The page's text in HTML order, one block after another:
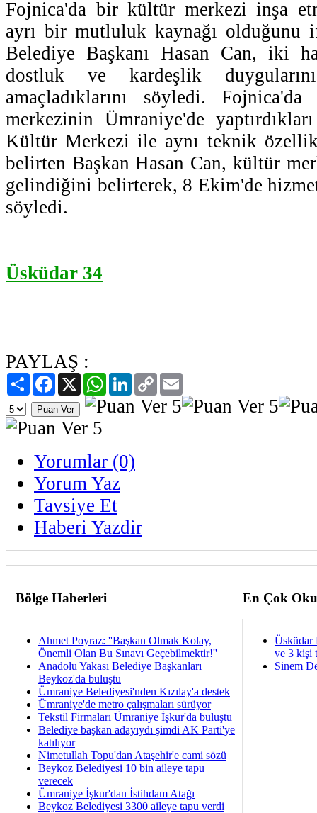
Fojnica'da bir kültür merkezi inşa
ayrı bir mutluluk kaynağı olduğunu
Belediye Başkanı Hasan Can, iki
dostluk ve kardeşlik
amaçladıklarını söyledi.
merkezinin Ümraniye'de
Kültür Merkezi ile aynı teknik
belirten Başkan Hasan Can, kültür
gelindiğini belirterek, 8 Ekim'de
söyledi.
Üsküdar 34
PAYLAŞ :
PaylaşFacebook
X WhatsAppLinkedIn
Copy
Link
Yorumlar (0)
Yorum Yaz
Tavsiye Et
Haberi Yazdir
Bölge Haberleri En Çok
Ahmet Poyraz: ''Başkan Olmak Kolay,
Önemli Olan Bu Sınavı Geçebilmektir!''
Anadolu Yakası Belediye Başkanları
Beykoz'da buluştu
Ümraniye Belediyesi'nden Kızılay'a destek
Ümraniye'de metro çalışmaları sürüyor
Tekstil Firmaları Ümraniye İşkur'da buluştu
Belediye başkan adayıydı şimdi AK Parti'ye
katılıyor
Nimetullah Topu'dan Ataşehir'e cami sözü
Beykoz Belediyesi 10 bin aileye tapu
verecek
Ümraniye İşkur'dan İstihdam Atağı
Beykoz Belediyesi 3300 aileye tapu verdi
Üsküdar
ve 3 kişi
Sinem